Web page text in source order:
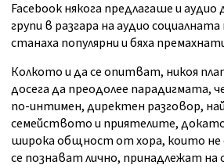
Facebook някога предлагаше и аудио
групи в разгара на аудио
станаха популярни и бяха
Колкото и да се опитват, никоя
досега да преодолее парадигмата,
по-интимен, директен разговор,
семейството и приятелите,
широка общност от хора, които не
се познават лично, принадлежат на